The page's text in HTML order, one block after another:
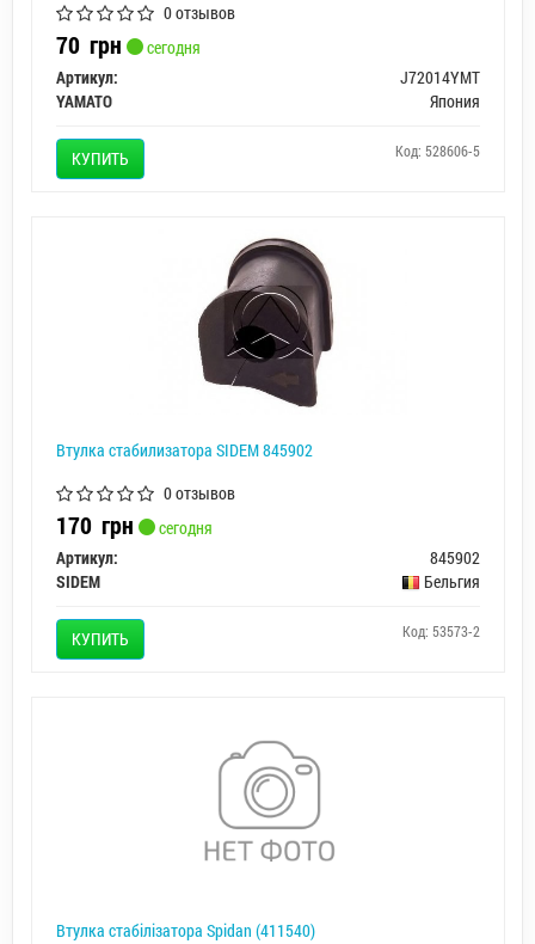
0 отзывов
70 грн
сегодня
Артикул:
J72014YMT
YAMATO
Япония
КУПИТЬ Код: 528606-5
Втулка стабилизатора SIDEM 845902
0 отзывов
170 грн
сегодня
Артикул:
845902
SIDEM
Бельгия
КУПИТЬ Код: 53573-2
Втулка стабілізатора Spidan (411540)